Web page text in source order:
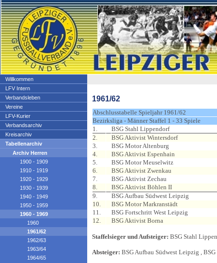
Willkommen
LFV Intern
Verbandsleben
Vereine
LFV-Kurier
Verbandsarchiv
Kreisarchiv
Tabellenarchiv
Archiv Herren
1900 - 1909
1910 - 1919
1920 - 1929
1930 - 1939
1940 - 1949
1950 - 1959
1960 - 1969
1960
1961/62
1962/63
1963/64
1964/65
1961/62
Abschlusstabelle Spieljahr 1961/62
Bezirksliga - Männer Staffel 1 - 33 Spiele
1.
BSG Stahl Lippendorf
2.
BSG Aktivist Wintersdorf
3.
BSG Motor Altenburg
4.
BSG Aktivist Espenhain
5.
BSG Motor Meuselwitz
6.
BSG Aktivist Zwenkau
7.
BSG Aktivist Zechau
8.
BSG Aktivist Böhlen II
9.
BSG Aufbau Südwest Leipzig
10.
BSG Motor Markranstädt
11.
BSG Fortschritt West Leipzig
12.
BSG Aktivist Borna
Staffelsieger und Aufsteiger: BSG Stahl
Absteiger: BSG Aufbau Südwest Leipzig ,